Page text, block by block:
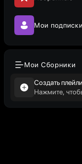
Мои подписки
Мои Сборники
Создать
Нажмите,